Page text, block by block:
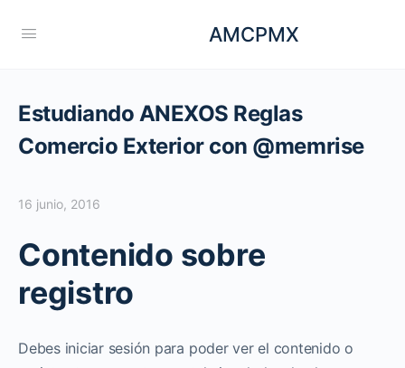
AMCPMX
Estudiando ANEXOS Reglas
Comercio Exterior con @memrise
16 junio, 2016
Contenido sobre
registro
Debes iniciar sesión para poder ver el contenido o